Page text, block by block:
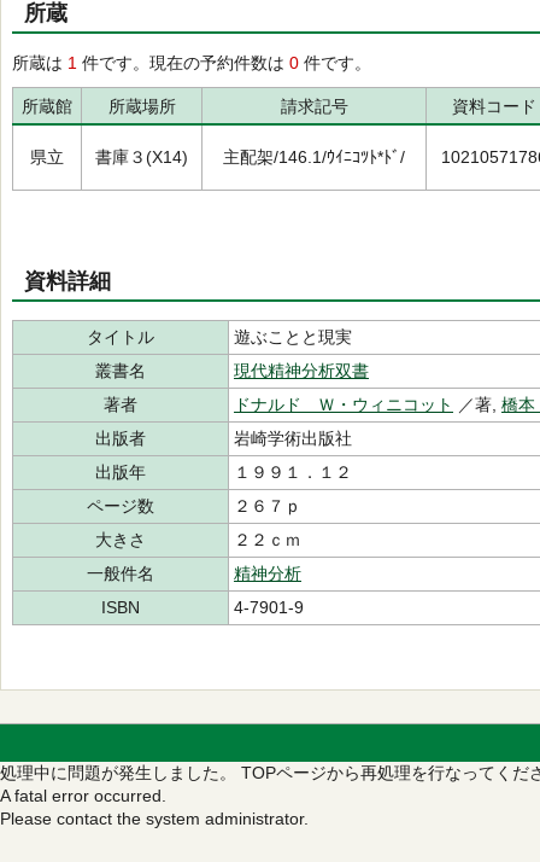
所蔵
所蔵は 1 件です。現在の予約件数は 0 件です。
所蔵館 所蔵場所 請求記号 資料コード
県立 書庫３(X14) 主配架/146.1/ｳｲﾆｺﾂﾄ*ﾄﾞ/
資料詳細
タイトル
遊ぶことと現実
叢書名
現代精神分析双書
著者
ドナルド Ｗ・ウィニコット ／著, 橋本
出版者
岩崎学術出版社
出版年
１９９１．１２
ページ数
２６７ｐ
大きさ
２２ｃｍ
一般件名
精神分析
ISBN
4-7901-9
処理中に問題が発生しました。 TOPページから再処理を行なってくだ
A fatal error occurred.
Please contact the system administrator.